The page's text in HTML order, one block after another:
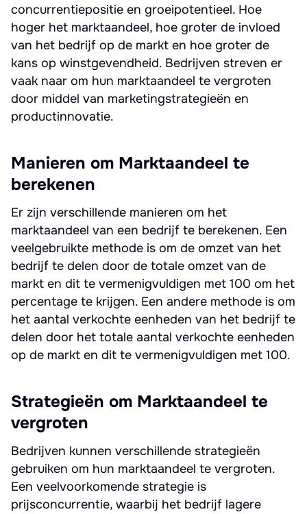
concurrentiepositie en groeipotentieel. Hoe
hoger het marktaandeel, hoe groter de invloed
van het bedrijf op de markt en hoe groter de
kans op winstgevendheid. Bedrijven streven er
vaak naar om hun marktaandeel te vergroten
door middel van marketingstrategieën en
productinnovatie.
Manieren om Marktaandeel te
berekenen
Er zijn verschillende manieren om het
marktaandeel van een bedrijf te berekenen. Een
veelgebruikte methode is om de omzet van het
bedrijf te delen door de totale omzet van de
markt en dit te vermenigvuldigen met 100 om het
percentage te krijgen. Een andere methode is om
het aantal verkochte eenheden van het bedrijf te
delen door het totale aantal verkochte eenheden
op de markt en dit te vermenigvuldigen met 100.
Strategieën om Marktaandeel te
vergroten
Bedrijven kunnen verschillende strategieën
gebruiken om hun marktaandeel te vergroten.
Een veelvoorkomende strategie is
prijsconcurrentie, waarbij het bedrijf lagere